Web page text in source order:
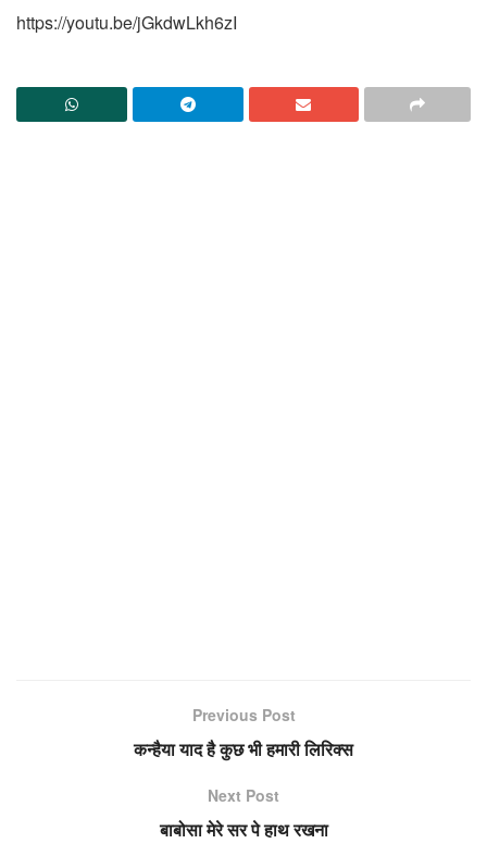
https://youtu.be/jGkdwLkh6zI
Previous Post
कन्हैया याद है कुछ भी हमारी लिरिक्स
Next Post
बाबोसा मेरे सर पे हाथ रखना